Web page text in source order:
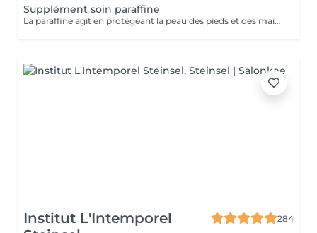
Supplément soin paraffine
La paraffine agit en protégeant la peau des pieds et des mains contre les agressions extérieures. Sa capacité de rétention d'eau favorise l'hydratation de la peau. Le traitement à la paraffine est idéal pour avoir des membres lisses. En effet, ce produit procure un effet rajeunissant à la peau, en plus de l'adoucir. Uniquement avec un service de manucurie effectué à l'institut le même jour.
Institut L'Intemporel
284